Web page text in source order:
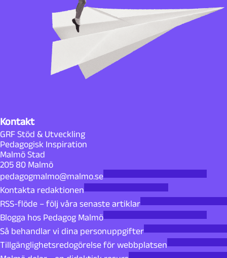
Kontakt
GRF Stöd & Utveckling
Pedagogisk Inspiration
Malmö Stad
205 80 Malmö
pedagogmalmo@malmo.se
Kontakta redaktionen
RSS-flöde – följ våra senaste artiklar
Blogga hos Pedagog Malmö
Så behandlar vi dina personuppgifter
Tillgänglighetsredogörelse för webbplatsen